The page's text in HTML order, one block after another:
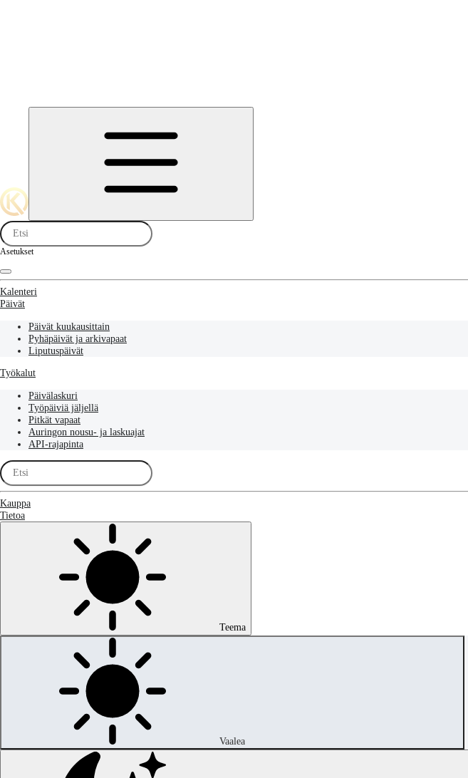
Asetukset
Kalenteri
Päivät
Päivät kuukausittain
Pyhäpäivät ja arkivapaat
Liputuspäivät
Työkalut
Päivälaskuri
Työpäiviä jäljellä
Pitkät vapaat
Auringon nousu- ja laskuajat
API-rajapinta
Kauppa
Tietoa
Teema
Vaalea